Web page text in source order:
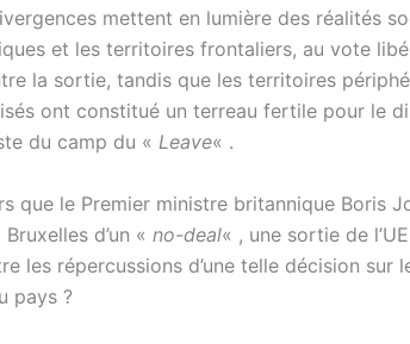
mettent en lumière des réalités
et les territoires frontaliers, au vote
la sortie, tandis que les territoires
ont constitué un terreau fertile pour le
du camp du « Leave« .
que le Premier ministre britannique Boris
d’un « no-deal« , une sortie de
les répercussions d’une telle décision sur
pays ?